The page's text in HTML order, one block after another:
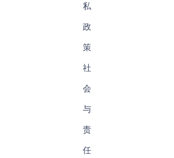
私
政
策
社
会
与
责
任